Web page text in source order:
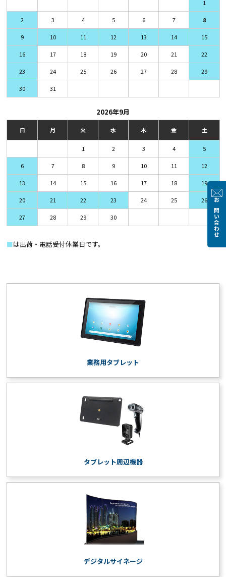
お問い合わせ
1
2 3 4 5 6 7 8
9 10 11 12 13 14 15
16 17 18 19 20 21 22
23 24 25 26 27 28 29
30 31
2026年9月
日 月 火 水 木 金 土
1 2 3 4 5
6 7 8 9 10 11 12
13 14 15 16 17 18 19
20 21 22 23 24 25 26
27 28 29 30
■は出荷・電話受付休業日です。
業務用タブレット
タブレット周辺機器
デジタルサイネージ